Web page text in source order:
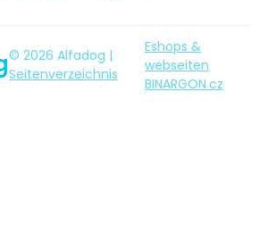
© 2026 Alfadog |
Seitenverzeichnis
Eshops &
webseiten
BINARGON.cz